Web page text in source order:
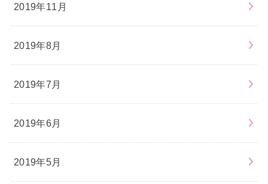
2019年11月
2019年8月
2019年7月
2019年6月
2019年5月